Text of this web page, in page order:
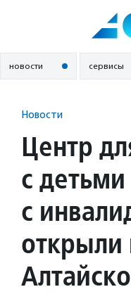
новости сервисы
Новости
Центр
с детьми
с
открыли